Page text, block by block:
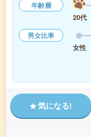
年齢層
20代
男女比率
女性
気になる!